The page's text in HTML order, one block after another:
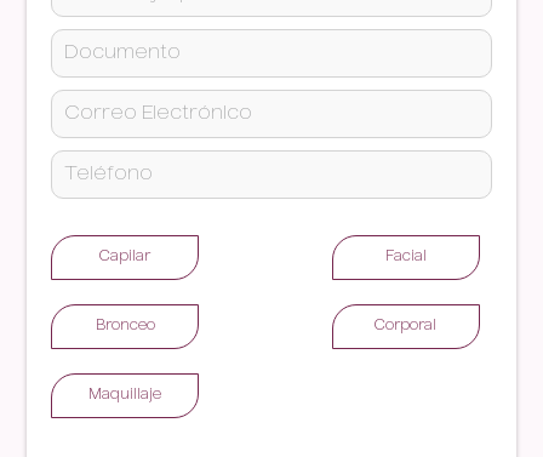
Capilar Facial
Bronceo Corporal
Maquillaje